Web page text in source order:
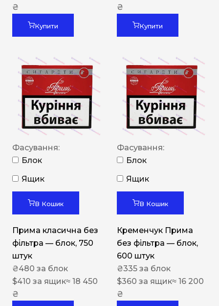
₴
Купити
₴
Купити
Фасування:
Блок
Ящик
В Кошик
Прима класична без
фільтра — блок, 750
штук
₴480 за блок
$410 за ящик≈ 18 450
₴
Фасування:
Блок
Ящик
В Кошик
Кременчук Прима
без фільтра — блок,
600 штук
₴335 за блок
$360 за ящик≈ 16 200
₴